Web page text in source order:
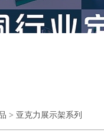
> 亚克力展示架系列